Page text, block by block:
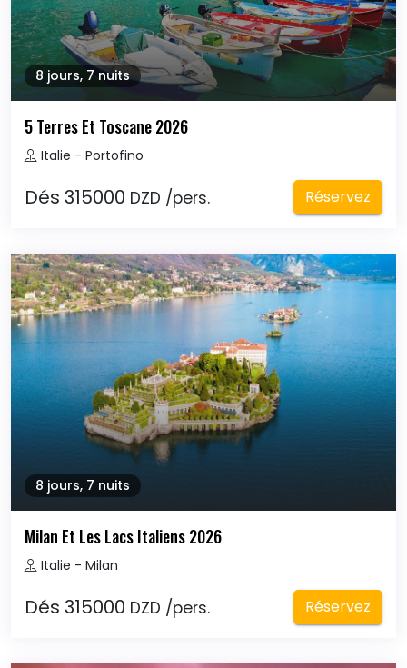
8 jours, 7 nuits
5 Terres Et Toscane 2026
Italie - Portofino
Dés 315000 DZD /pers. Réservez
8 jours, 7 nuits
Milan Et Les Lacs Italiens 2026
Italie - Milan
Dés 315000 DZD /pers. Réservez